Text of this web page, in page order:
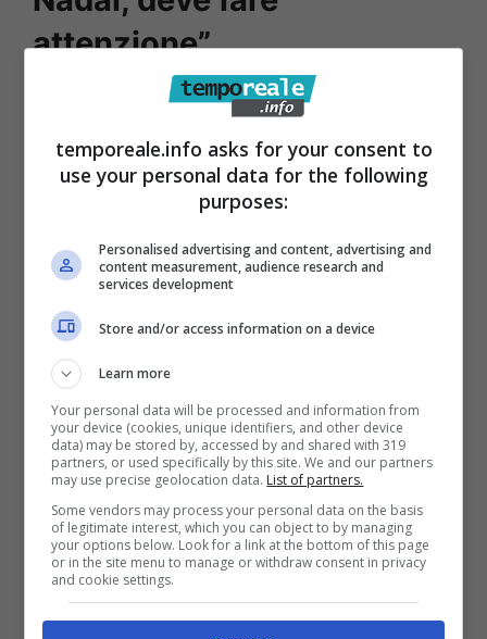
attenzione”
A parlarne è la madre del tennista, Virginia
Grafia, che ha rilasciato dichiarazioni
piuttosto preoccupate per un particolare
aspetto, nel corso del documentario Netflix
dedicato al murciano dal titolo ‘My Way’.Il
paragone con Rafael Nadal potrebbe essere
pericoloso
temporeale.info asks for your consent to
use your personal data for the following
purposes:
Personalised advertising and content, advertising and
content measurement, audience research and
services development
Store and/or access information on a device
Learn more
Your personal data will be processed and information from
your device (cookies, unique identifiers, and other device
data) may be stored by, accessed by and shared with 319
partners, or used specifically by this site. We and our partners
may use precise geolocation data. List of partners.
Some vendors may process your personal data on the basis
of legitimate interest, which you can object to by managing
your options below. Look for a link at the bottom of this page
or in the site menu to manage or withdraw consent in privacy
and cookie settings.